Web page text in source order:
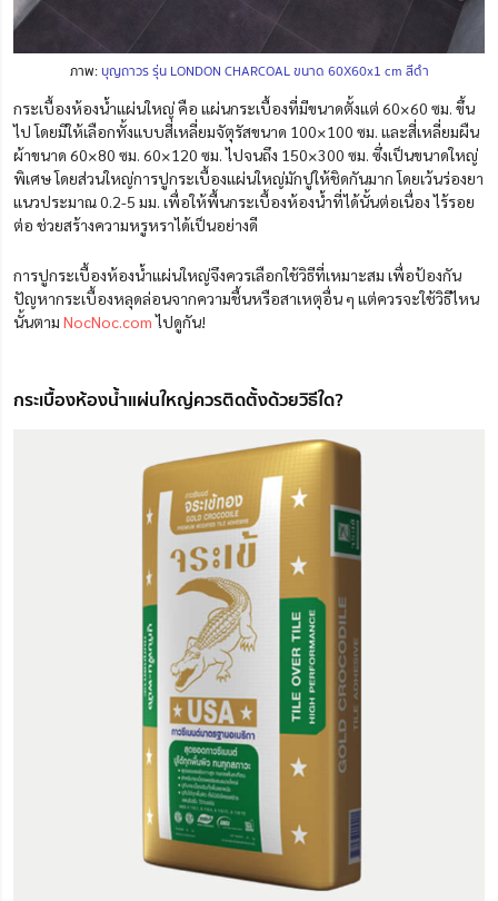
ภาพ: บุญถาวร รุ่น LONDON CHARCOAL ขนาด 60X60x1 cm สีดำ
กระเบื้องห้องน้ำแผ่นใหญ่ คือ แผ่นกระเบื้องที่มีขนาดตั้งแต่ 60×60 ซม. ขึ้น
ไป โดยมีให้เลือกทั้งแบบสี่เหลี่ยมจัตุรัสขนาด 100×100 ซม. และสี่เหลี่ยมผืน
ผ้าขนาด 60×80 ซม. 60×120 ซม. ไปจนถึง 150×300 ซม. ซึ่งเป็นขนาดใหญ่
พิเศษ โดยส่วนใหญ่การปูกระเบื้องแผ่นใหญ่มักปูให้ชิดกันมาก โดยเว้นร่องยา
แนวประมาณ 0.2-5 มม. เพื่อให้พื้นกระเบื้องห้องน้ำที่ได้นั้นต่อเนื่อง ไร้รอย
ต่อ ช่วยสร้างความหรูหราได้เป็นอย่างดี
การปูกระเบื้องห้องน้ำแผ่นใหญ่จึงควรเลือกใช้วิธีที่เหมาะสม เพื่อป้องกัน
ปัญหากระเบื้องหลุดล่อนจากความชื้นหรือสาเหตุอื่น ๆ แต่ควรจะใช้วิธีไหน
นั้นตาม NocNoc.comไปดูกัน!
กระเบื้องห้องน้ำแผ่นใหญ่ควรติดตั้งด้วยวิธีใด?